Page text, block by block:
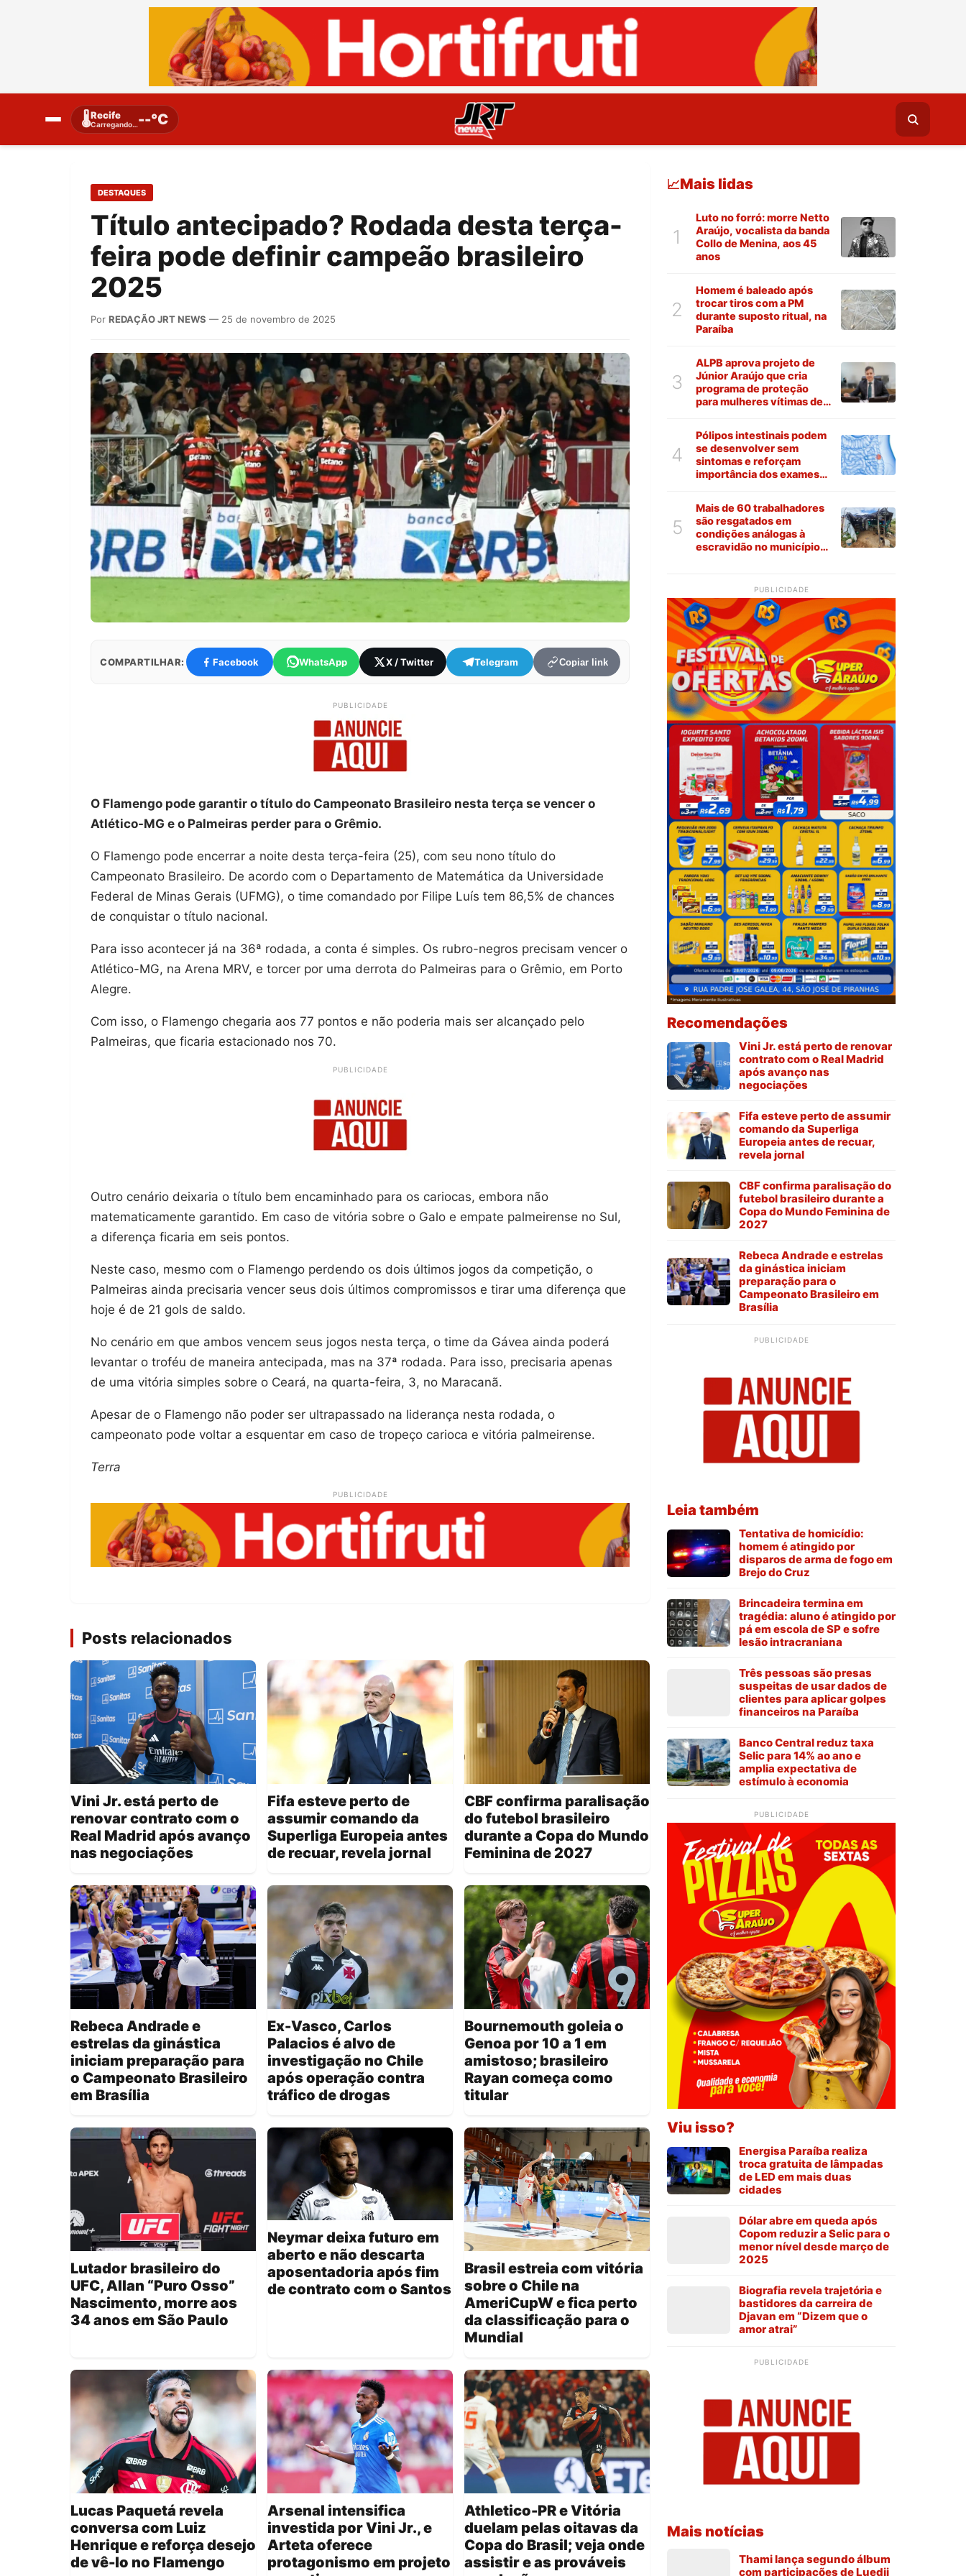
🌡️Recife
Carregando…--°C
DESTAQUES
Título antecipado? Rodada desta terça-
feira pode definir campeão brasileiro
2025
Por REDAÇÃO JRT NEWS — 25 de novembro de 2025
COMPARTILHAR: Facebook WhatsApp X / Twitter Telegram Copiar link
PUBLICIDADE
O Flamengo pode garantir o título do Campeonato Brasileiro nesta terça se vencer o
Atlético-MG e o Palmeiras perder para o Grêmio.
O Flamengo pode encerrar a noite desta terça-feira (25), com seu nono título do
Campeonato Brasileiro. De acordo com o Departamento de Matemática da Universidade
Federal de Minas Gerais (UFMG), o time comandado por Filipe Luís tem 86,5% de chances
de conquistar o título nacional.
Para isso acontecer já na 36ª rodada, a conta é simples. Os rubro-negros precisam vencer o
Atlético-MG, na Arena MRV, e torcer por uma derrota do Palmeiras para o Grêmio, em Porto
Alegre.
Com isso, o Flamengo chegaria aos 77 pontos e não poderia mais ser alcançado pelo
Palmeiras, que ficaria estacionado nos 70.
PUBLICIDADE
Outro cenário deixaria o título bem encaminhado para os cariocas, embora não
matematicamente garantido. Em caso de vitória sobre o Galo e empate palmeirense no Sul,
a diferença ficaria em seis pontos.
Neste caso, mesmo com o Flamengo perdendo os dois últimos jogos da competição, o
Palmeiras ainda precisaria vencer seus dois últimos compromissos e tirar uma diferença que
hoje é de 21 gols de saldo.
No cenário em que ambos vencem seus jogos nesta terça, o time da Gávea ainda poderá
levantar o troféu de maneira antecipada, mas na 37ª rodada. Para isso, precisaria apenas
de uma vitória simples sobre o Ceará, na quarta-feira, 3, no Maracanã.
Apesar de o Flamengo não poder ser ultrapassado na liderança nesta rodada, o
campeonato pode voltar a esquentar em caso de tropeço carioca e vitória palmeirense.
Terra
PUBLICIDADE
Posts relacionados
Vini Jr. está perto de
renovar contrato com o
Real Madrid após avanço
nas negociações
Fifa esteve perto de
assumir comando da
Superliga Europeia antes
de recuar, revela jornal
CBF confirma paralisação
do futebol brasileiro
durante a Copa do Mundo
Feminina de 2027
Rebeca Andrade e
estrelas da ginástica
iniciam preparação para
o Campeonato Brasileiro
em Brasília
Ex-Vasco, Carlos
Palacios é alvo de
investigação no Chile
após operação contra
tráfico de drogas
Bournemouth goleia o
Genoa por 10 a 1 em
amistoso; brasileiro
Rayan começa como
titular
Lutador brasileiro do
UFC, Allan “Puro Osso”
Nascimento, morre aos
34 anos em São Paulo
Neymar deixa futuro em
aberto e não descarta
aposentadoria após fim
de contrato com o Santos
Brasil estreia com vitória
sobre o Chile na
AmeriCupW e fica perto
da classificação para o
Mundial
Lucas Paquetá revela
conversa com Luiz
Henrique e reforça desejo
de vê-lo no Flamengo
Arsenal intensifica
investida por Vini Jr., e
Arteta oferece
protagonismo em projeto
Athletico-PR e Vitória
duelam pelas oitavas da
Copa do Brasil; veja onde
assistir e as prováveis
📈Mais lidas
1
Luto no forró: morre Netto
Araújo, vocalista da banda
Collo de Menina, aos 45
anos
2
Homem é baleado após
trocar tiros com a PM
durante suposto ritual, na
Paraíba
3
ALPB aprova projeto de
Júnior Araújo que cria
programa de proteção
para mulheres vítimas de
4
Pólipos intestinais podem
se desenvolver sem
sintomas e reforçam
importância dos exames
5
Mais de 60 trabalhadores
são resgatados em
condições análogas à
escravidão no município
PUBLICIDADE
Recomendações
Vini Jr. está perto de renovar
contrato com o Real Madrid
após avanço nas
negociações
Fifa esteve perto de assumir
comando da Superliga
Europeia antes de recuar,
revela jornal
CBF confirma paralisação do
futebol brasileiro durante a
Copa do Mundo Feminina de
2027
Rebeca Andrade e estrelas
da ginástica iniciam
preparação para o
Campeonato Brasileiro em
Brasília
PUBLICIDADE
Leia também
Tentativa de homicídio:
homem é atingido por
disparos de arma de fogo em
Brejo do Cruz
Brincadeira termina em
tragédia: aluno é atingido por
pá em escola de SP e sofre
lesão intracraniana
Três pessoas são presas
suspeitas de usar dados de
clientes para aplicar golpes
financeiros na Paraíba
Banco Central reduz taxa
Selic para 14% ao ano e
amplia expectativa de
estímulo à economia
PUBLICIDADE
Viu isso?
Energisa Paraíba realiza
troca gratuita de lâmpadas
de LED em mais duas
cidades
Dólar abre em queda após
Copom reduzir a Selic para o
menor nível desde março de
2025
Biografia revela trajetória e
bastidores da carreira de
Djavan em “Dizem que o
amor atrai”
PUBLICIDADE
Mais notícias
Thami lança segundo álbum
com participações de Luedji